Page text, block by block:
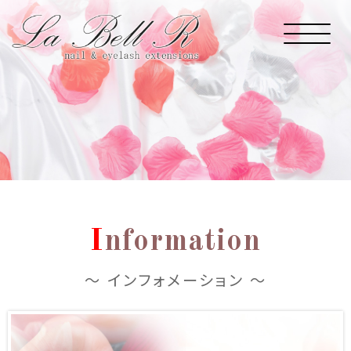
Information
～ インフォメーション ～